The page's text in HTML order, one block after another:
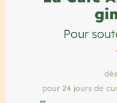
Pour
dès
pour 24 jours de